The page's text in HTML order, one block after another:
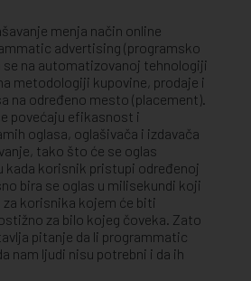
menja način online
advertising (programsko
se na automatizovanoj tehnologiji
metodologiji kupovine, prodaje i
na određeno mesto (placement).
povećaju efikasnost i
oglasa, oglašivača i izdavača
tako što će se oglas
kada korisnik pristupi određenoj
bira se oglas u milisekundi koji
korisnika kojem će biti
za bilo kojeg čoveka. Zato
pitanje da li programmatic
nam ljudi nisu potrebni i da ih